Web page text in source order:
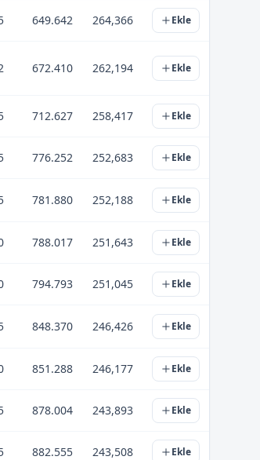
649.642 264,366 Ekle
672.410 262,194 Ekle
712.627 258,417 Ekle
776.252 252,683 Ekle
781.880 252,188 Ekle
788.017 251,643 Ekle
794.793 251,045 Ekle
848.370 246,426 Ekle
851.288 246,177 Ekle
878.004 243,893 Ekle
882.555 243,508 Ekle